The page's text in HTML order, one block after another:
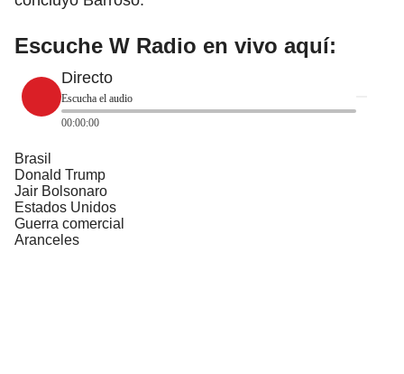
Escuche W Radio en vivo aquí:
Directo
Escucha el audio
00:00:00
Brasil
Donald Trump
Jair Bolsonaro
Estados Unidos
Guerra comercial
Aranceles